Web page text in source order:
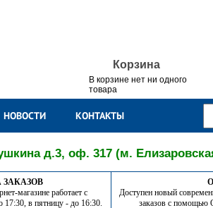
Корзина
В корзине нет ни одного
товара
НОВОСТИ КОНТАКТЫ
д.3, оф. 317 (м.
магазине работает с
17:30, в пятницу - до 16:30.
Доступен новый
заказов с помощью